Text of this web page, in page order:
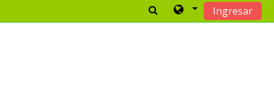
Ingresar